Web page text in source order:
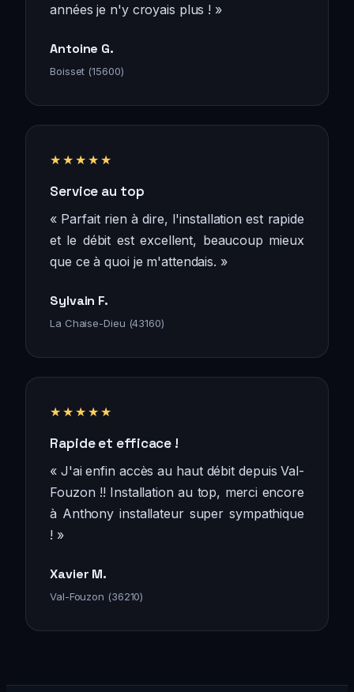
années je n'y croyais plus ! »
Antoine G.
Boisset (15600)
★★★★★
Service au top
« Parfait rien à dire, l'installation est rapide
et le débit est excellent, beaucoup mieux
que ce à quoi je m'attendais. »
Sylvain F.
La Chaise-Dieu (43160)
★★★★★
Rapide et efficace !
« J'ai enfin accès au haut débit depuis Val-
Fouzon !! Installation au top, merci encore
à Anthony installateur super sympathique
! »
Xavier M.
Val-Fouzon (36210)